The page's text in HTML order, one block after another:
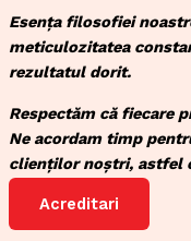
Esența filosofiei
meticulozitatea
rezultatul dorit.
Respectăm că fiecare
Ne acordam timp
clienților noștri, astfel
Acreditari